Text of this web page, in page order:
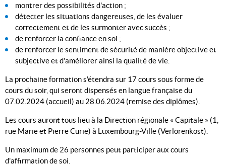
montrer des possibilités d'action ;
détecter les situations dangereuses, de les évaluer
correctement et de les surmonter avec succès ;
de renforcer la confiance en soi ;
de renforcer le sentiment de sécurité de manière objective et
subjective et d'améliorer ainsi la qualité de vie.
La prochaine formation s'étendra sur 17 cours sous forme de
cours du soir, qui seront dispensés en langue française du
07.02.2024 (accueil) au 28.06.2024 (remise des diplômes).
Les cours auront tous lieu à la Direction régionale « Capitale » (1,
rue Marie et Pierre Curie) à Luxembourg-Ville (Verlorenkost).
Un maximum de 26 personnes peut participer aux cours
d'affirmation de soi.